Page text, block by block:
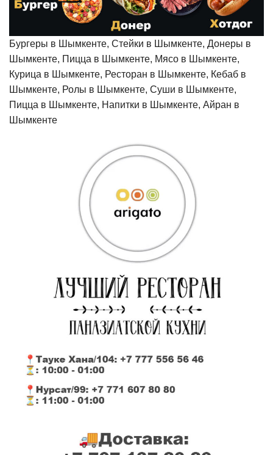
Бургеры в Шымкенте, Стейки в Шымкенте, Донеры в
Шымкенте, Пицца в Шымкенте, Мясо в Шымкенте,
Курица в Шымкенте, Ресторан в Шымкенте, Кебаб в
Шымкенте, Ролы в Шымкенте, Суши в Шымкенте,
Пицца в Шымкенте, Напитки в Шымкенте, Айран в
Шымкенте